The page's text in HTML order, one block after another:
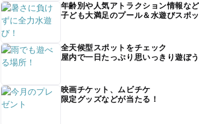
年齢別や人気アトラクション情報など
子ども大満足のプール＆水遊びスポ
全天候型スポットをチェック
屋内で一日たっぷり思いっきり遊ぼ
映画チケット、ムビチケ
限定グッズなどが当たる！